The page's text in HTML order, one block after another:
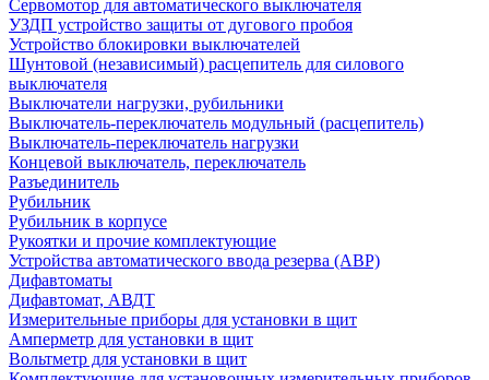
Сервомотор для автоматического выключателя
УЗДП устройство защиты от дугового пробоя
Устройство блокировки выключателей
Шунтовой (независимый) расцепитель для силового
выключателя
Выключатели нагрузки, рубильники
Выключатель-переключатель модульный (расцепитель)
Выключатель-переключатель нагрузки
Концевой выключатель, переключатель
Разъединитель
Рубильник
Рубильник в корпусе
Рукоятки и прочие комплектующие
Устройства автоматического ввода резерва (АВР)
Дифавтоматы
Дифавтомат, АВДТ
Измерительные приборы для установки в щит
Амперметр для установки в щит
Вольтметр для установки в щит